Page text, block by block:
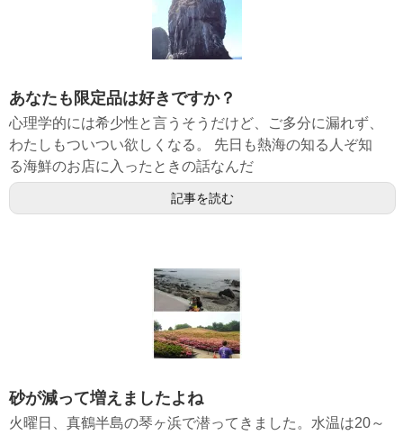
あなたも限定品は好きですか？
心理学的には希少性と言うそうだけど、ご多分に漏れず、
わたしもついつい欲しくなる。 先日も熱海の知る人ぞ知
る海鮮のお店に入ったときの話なんだ
記事を読む
砂が減って増えましたよね
火曜日、真鶴半島の琴ヶ浜で潜ってきました。水温は20～